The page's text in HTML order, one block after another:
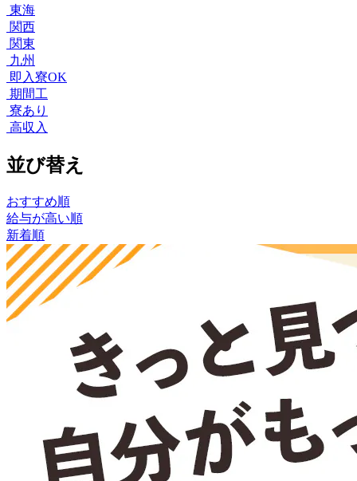
東海
関西
関東
九州
即入寮OK
期間工
寮あり
高収入
並び替え
おすすめ順
給与が高い順
新着順